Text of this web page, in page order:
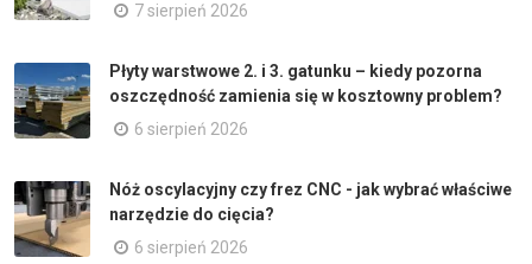
7 sierpień 2026
Płyty warstwowe 2. i 3. gatunku – kiedy pozorna
oszczędność zamienia się w kosztowny problem?
6 sierpień 2026
Nóż oscylacyjny czy frez CNC - jak wybrać właściwe
narzędzie do cięcia?
6 sierpień 2026